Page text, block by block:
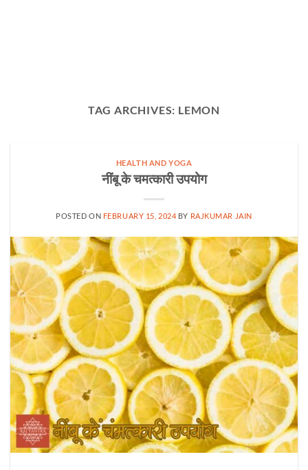
TAG ARCHIVES: LEMON
HEALTH AND YOGA
नींबू के चमत्कारी उपयोग
POSTED ON FEBRUARY 15, 2024 BY RAJKUMAR JAIN